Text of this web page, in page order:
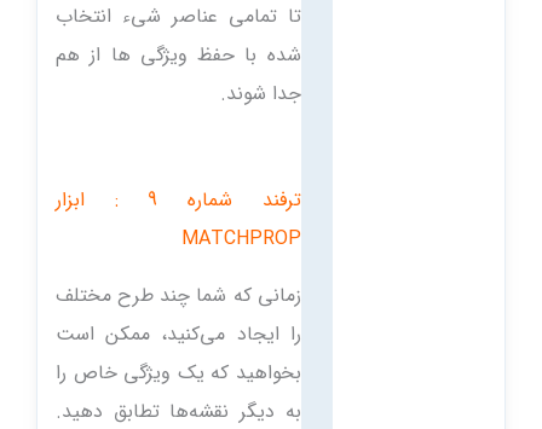
تا تمامی عناصر شیء انتخاب
شده با حفظ ویژگی ها از هم
جدا شوند.
ترفند شماره 9 : ابزار
MATCHPROP
زمانی که شما چند طرح مختلف
را ایجاد می‌کنید، ممکن است
بخواهید که یک ویژگی خاص را
به دیگر نقشه‌ها تطابق دهید.